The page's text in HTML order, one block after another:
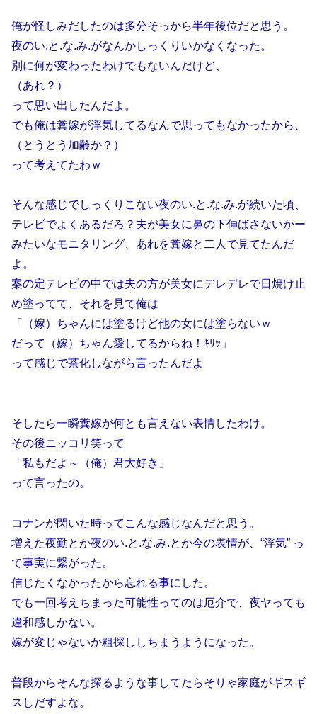
俺が怪しみだしたのは多分そっから半年後位だと思う。
夜のい.と.な.み.がなんかしっくりいかなくなった。
別に何が変わったわけでもないんだけど、
（あれ？）
って思い出したんだよ。
でも俺は糞嫁が浮気してるなんで思ってもなかったから、
（とうとう加齢か？）
って考えてたわｗ
そんな感じでしっくりこない夜のい.と.な.み.が続いた頃、
テレビでよくあるだろ？夫が美女に鼻の下伸ばさないかー
みたいなモニタリング、あれを糞嫁と二人で見てたんだ
よ。
案の定テレビの中では夫の方が美女にデレデレで日焼け止
め塗ってて、それを見て俺は
「（嫁）ちゃんには塗るけど他の女には塗らないｗ
だって（嫁）ちゃん愛してるからね！ｷﾘｯ」
って感じで茶化しながら言ったんだよ
そしたら一瞬糞嫁が何とも言えない表情したわけ。
その後ニッコリ笑って
「私もだよ～（俺）君大好き」
って言ったの。
コナンが閃いた時ってこんな感じなんだと思う。
増えた夜勤とか夜のい.と.な.み.とか今の表情が、“浮気” っ
て事実に繋がった。
信じたくなかったから忘れる事にした。
でも一回考えちまった可能性ってのは厄介で、夜ヤっても
違和感しかない。
嫁が変じゃないか粗探ししちまうようになった。
普段からそんな探るような事してたらそりゃ家庭がギスギ
スしだすよな。